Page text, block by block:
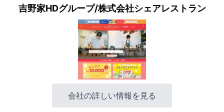
吉野家HDグループ/株式会社シェアレストラン
会社の詳しい情報を見る